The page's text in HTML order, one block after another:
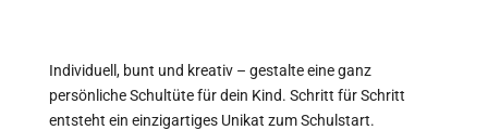
Individuell, bunt und kreativ – gestalte eine ganz
persönliche Schultüte für dein Kind. Schritt für Schritt
entsteht ein einzigartiges Unikat zum Schulstart.